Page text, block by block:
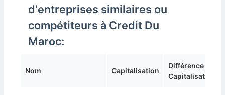
d'entreprises similaires ou
compétiteurs à Credit Du
Maroc:
Nom Capitalisation
Différence de
Capitalisation